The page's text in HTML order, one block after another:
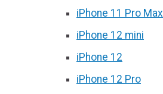
iPhone 11 Pro Max
iPhone 12 mini
iPhone 12
iPhone 12 Pro